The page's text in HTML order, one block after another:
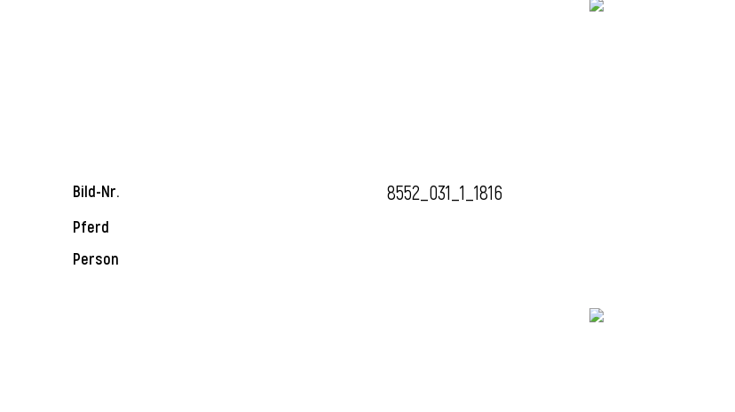
Bild-Nr. 8552_031_1_1816
Pferd
Person